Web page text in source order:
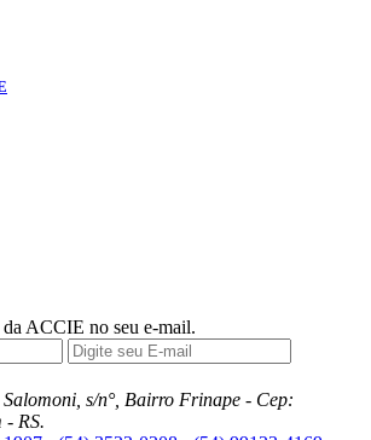
da ACCIE no seu e-mail.
s/n°, Bairro Frinape - Cep:
- RS.